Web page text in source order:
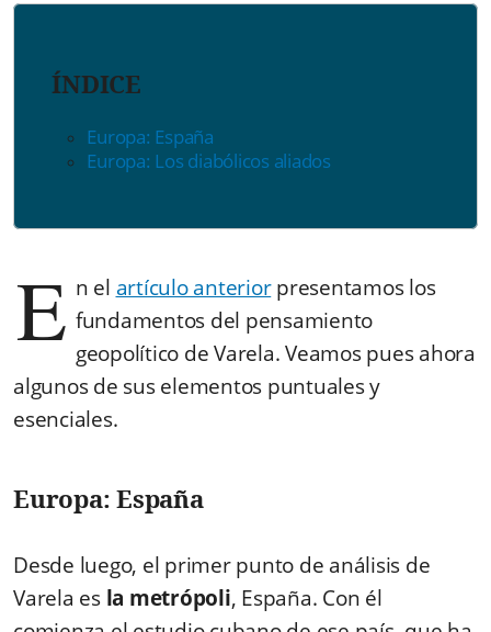
ÍNDICE
Europa: España
Europa: Los diabólicos aliados
E n el artículo anteriorpresentamos los
fundamentos del pensamiento
geopolítico de Varela. Veamos pues ahora
algunos de sus elementos puntuales y
esenciales.
Europa: España
Desde luego, el primer punto de análisis de
Varela esla metrópoli, España. Con él